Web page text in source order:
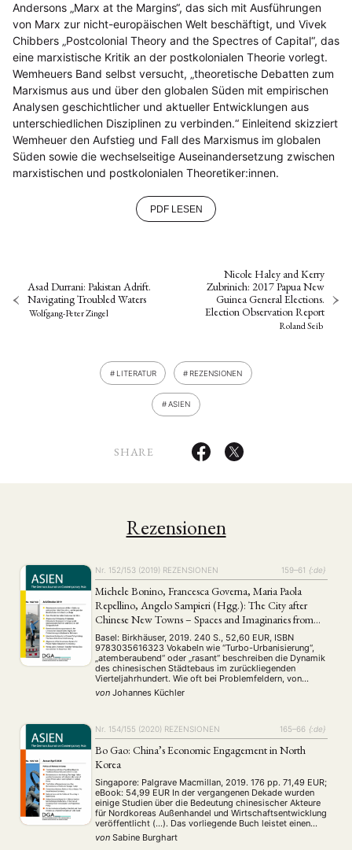
Andersons „Marx at the Margins“, das sich mit Ausführungen
von Marx zur nicht-europäischen Welt beschäftigt, und Vivek
Chibbers „Postcolonial Theory and the Spectres of Capital“, das
eine marxistische Kritik an der postkolonialen Theorie vorlegt.
Wemheuers Band selbst versucht, „theoretische Debatten zum
Marxismus aus und über den globalen Süden mit empirischen
Analysen geschichtlicher und aktueller Entwicklungen aus
unterschiedlichen Disziplinen zu verbinden.“ Einleitend skizziert
Wemheuer den Aufstieg und Fall des Marxismus im globalen
Süden sowie die wechselseitige Auseinandersetzung zwischen
marxistischen und postkolonialen Theoretiker:innen.
PDF LESEN
Asad Durrani: Pakistan Adrift.
Navigating Troubled Waters
Wolfgang-Peter Zingel
Nicole Haley and Kerry
Zubrinich: 2017 Papua New
Guinea General Elections.
Election Observation Report
Roland Seib
LITERATUR REZENSIONEN
ASIEN
SHARE
Rezensionen
Nr. 152/153 (2019) REZENSIONEN 159–61 {:de}
Michele Bonino, Francesca Governa, Maria Paola
Repellino, Angelo Sampieri (Hgg.): The City after
Chinese New Towns – Spaces and Imaginaries from
Contemporary Urban China
Basel: Birkhäuser, 2019. 240 S., 52,60 EUR, ISBN
9783035616323 Vokabeln wie “Turbo-Urbanisierung“,
„atemberaubend“ oder „rasant“ beschreiben die Dynamik
des chinesischen Städtebaus im zurückliegenden
Vierteljahrhundert. Wie oft bei Problemfeldern, von
denen ganz China betroffen ist, ist es auch bei diesem
landesintern wie auch aus der Perspektive des Auslands
von Johannes Küchler
Nr. 154/155 (2020) REZENSIONEN 165–66 {:de}
Bo Gao: China’s Economic Engagement in North
Korea
Singapore: Palgrave Macmillan, 2019. 176 pp. 71,49 EUR;
eBook: 54,99 EUR In der vergangenen Dekade wurden
einige Studien über die Bedeutung chinesischer Akteure
für Nordkoreas Außenhandel und Wirtschaftsentwicklung
veröffentlicht (…). Das vorliegende Buch leistet einen
weiteren, kleinen Beitrag zur wissenschaftlichen
Auseinandersetzung aus chinesischer Perspektive. Im
von Sabine Burghart